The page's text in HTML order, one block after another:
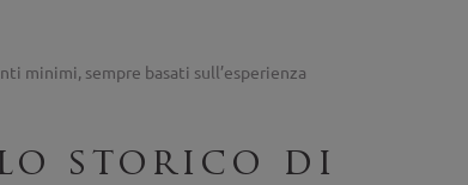
minimi, sempre basati sull’esperienza
storico di